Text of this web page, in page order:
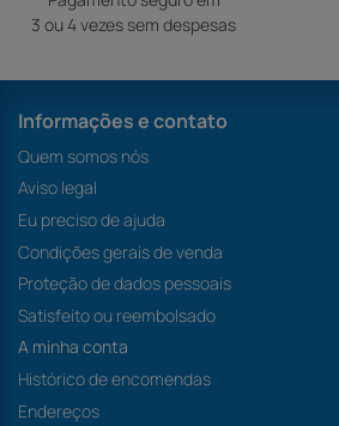
3 ou 4 vezes sem despesas
Informações e contato
Quem somos nós
Aviso legal
Eu preciso de ajuda
Condições gerais de venda
Proteção de dados pessoais
Satisfeito ou reembolsado
A minha conta
Histórico de encomendas
Endereços